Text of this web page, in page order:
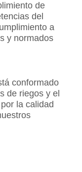
de
del
a
y normados
conformado
de riegos y el
la calidad